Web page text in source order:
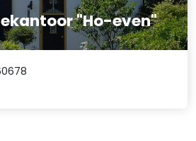
"Ho-even"